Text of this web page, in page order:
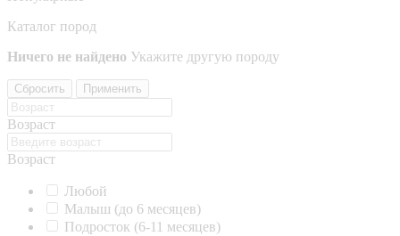
Каталог пород
Ничего не найдено Укажите другую породу
Сбросить Применить
Возраст
Возраст
Любой
Малыш (до 6 месяцев)
Подросток (6-11 месяцев)